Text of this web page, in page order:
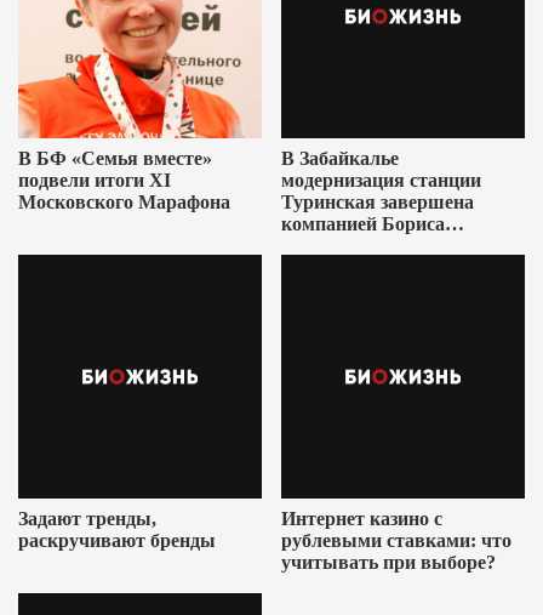
В БФ «Семья вместе»
подвели итоги XI
Московского Марафона
В Забайкалье
модернизация станции
Туринская завершена
компанией Бориса
Задают тренды,
раскручивают бренды
Интернет казино с
рублевыми ставками: что
учитывать при выборе?